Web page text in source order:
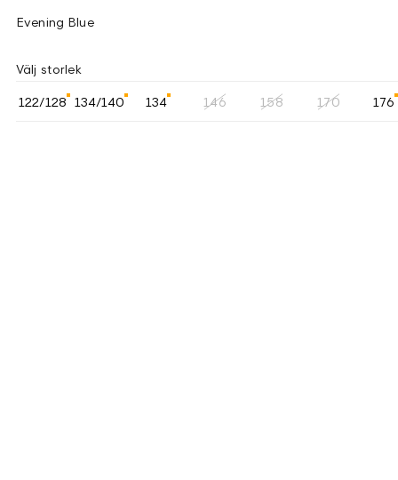
Evening Blue
Välj storlek
122/128 134/140 134 146 158 170 176